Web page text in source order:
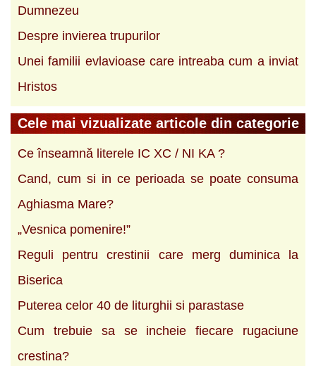
Dumnezeu
Despre invierea trupurilor
Unei familii evlavioase care intreaba cum a inviat
Hristos
Cele mai vizualizate articole din categorie
Ce înseamnă literele IC XC / NI KA ?
Cand, cum si in ce perioada se poate consuma
Aghiasma Mare?
„Vesnica pomenire!”
Reguli pentru crestinii care merg duminica la
Biserica
Puterea celor 40 de liturghii si parastase
Cum trebuie sa se incheie fiecare rugaciune
crestina?